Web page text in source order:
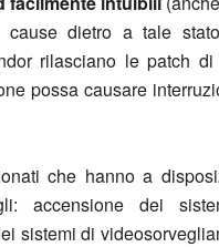
dietro a tale
rilasciano le patch
possa causare
che hanno a
accensione dei
sistemi di